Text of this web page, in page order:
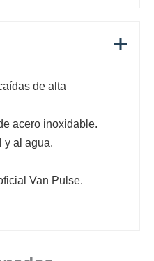
de alta
acero inoxidable.
y al agua.
Van Pulse.